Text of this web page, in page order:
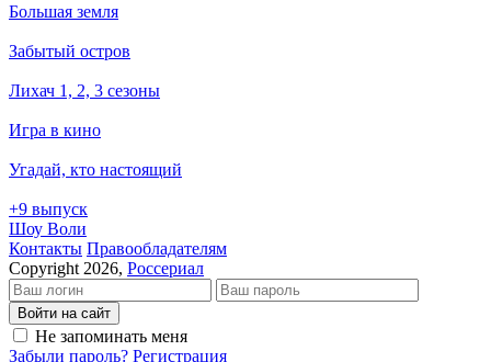
Большая земля
Забытый остров
Лихач 1, 2, 3 сезоны
Игра в кино
Угадай, кто настоящий
+9 выпуск
Шоу Воли
Кон­так­ты Пра­во­об­ла­да­те­лям
Copyright 2026, Россериал
Войти на сайт
Не запоминать меня
Забыли пароль? Регистрация